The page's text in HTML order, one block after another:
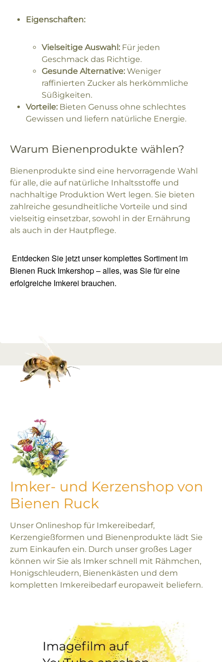
Eigenschaften:
Vielseitige Auswahl: Für jeden
Geschmack das Richtige.
Gesunde Alternative: Weniger
raffinierten Zucker als herkömmliche
Süßigkeiten.
Vorteile: Bieten Genuss ohne schlechtes
Gewissen und liefern natürliche Energie.
Warum Bienenprodukte wählen?
Bienenprodukte sind eine hervorragende Wahl
für alle, die auf natürliche Inhaltsstoffe und
nachhaltige Produktion Wert legen. Sie bieten
zahlreiche gesundheitliche Vorteile und sind
vielseitig einsetzbar, sowohl in der Ernährung
als auch in der Hautpflege.
Entdecken Sie jetzt unser komplettes Sortiment im
Bienen Ruck Imkershop– alles, was Sie für eine
erfolgreiche Imkerei brauchen.
Imker- und Kerzenshop von
Bienen Ruck
Unser Onlineshop für Imkereibedarf,
Kerzengießformen und Bienenprodukte lädt Sie
zum Einkaufen ein. Durch unser großes Lager
können wir Sie als Imker schnell mit Rähmchen,
Honigschleudern, Bienenkästen und dem
kompletten Imkereibedarf europaweit beliefern.